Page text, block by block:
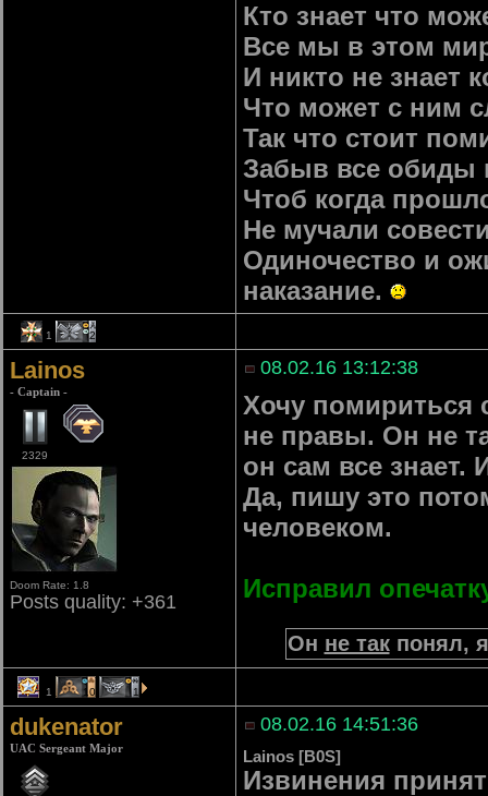
Кто знает что
Все мы в этом
И никто не знает
Что может с ним
Так что стоит
Забыв все обиды
Чтоб когда
Не мучали
Одиночество и
наказание.
1 2
Lainos
- Captain -
2329
Doom Rate: 1.8
Posts quality: +361
08.02.16 13:12:38
Хочу
не правы. Он не
он сам все знает.
Да, пишу это
человеком.
Исправил
Он не такпонял,
1 10 1
dukenator
UAC Sergeant Major
08.02.16 14:51:36
Lainos [B0S]
Извинения